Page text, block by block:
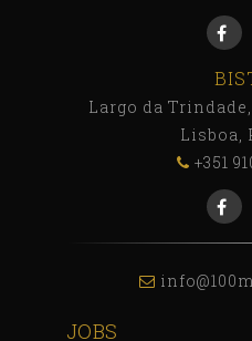
Largo da Trindade,
Lisboa,
+351
JOBS